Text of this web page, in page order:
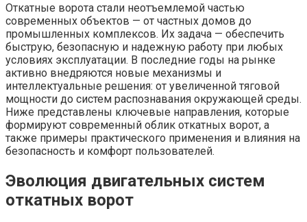
Откатные ворота стали неотъемлемой частью
современных объектов — от частных домов до
промышленных комплексов. Их задача — обеспечить
быструю, безопасную и надежную работу при любых
условиях эксплуатации. В последние годы на рынке
активно внедряются новые механизмы и
интеллектуальные решения: от увеличенной тяговой
мощности до систем распознавания окружающей среды.
Ниже представлены ключевые направления, которые
формируют современный облик откатных ворот, а
также примеры практического применения и влияния на
безопасность и комфорт пользователей.
Эволюция двигательных систем
откатных ворот